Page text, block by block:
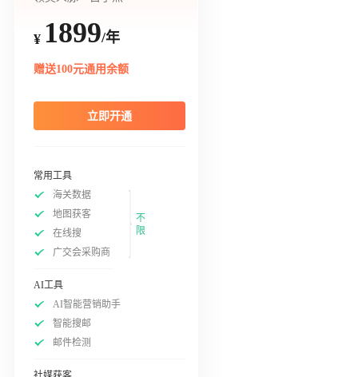
¥ 1899/年
赠送100元通用余额
立即开通
常用工具
海关数据
地图获客
在线搜
广交会采购商
不
限
AI工具
AI智能营销助手
智能搜邮
邮件检测